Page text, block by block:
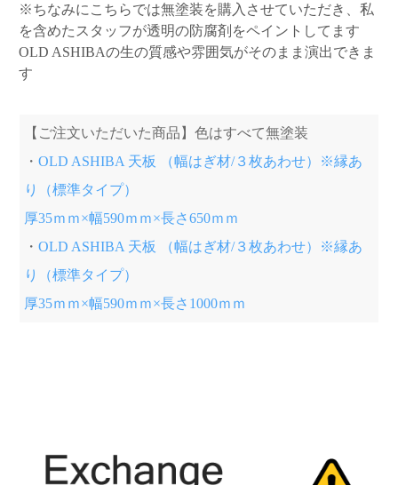
※ちなみにこちらでは無塗装を購入させていただき、私
を含めたスタッフが透明の防腐剤をペイントしてます
OLD ASHIBAの生の質感や雰囲気がそのまま演出できま
す
【ご注文いただいた商品】色はすべて無塗装
・OLD ASHIBA 天板 （幅はぎ材/３枚あわせ）※縁あ
り（標準タイプ）
厚35ｍｍ×幅590ｍｍ×長さ650ｍｍ
・OLD ASHIBA 天板 （幅はぎ材/３枚あわせ）※縁あ
り（標準タイプ）
厚35ｍｍ×幅590ｍｍ×長さ1000ｍｍ